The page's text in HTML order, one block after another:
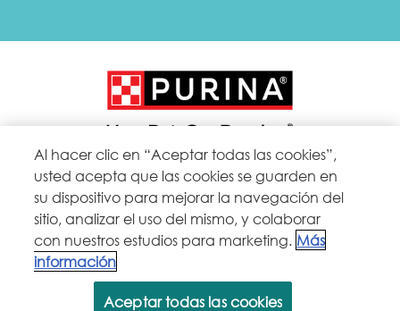
Menu Footer Secundario FancyFeast
All Nestlé Purina trademarks owned by Société des Produits Nestlé S.A., Vevey,
Switzerland or are used with permission.
Políticas sobre
cookies
Términos de
privacidad
Al hacer clic en “Aceptar todas las cookies”,
usted acepta que las cookies se guarden en
su dispositivo para mejorar la navegación del
sitio, analizar el uso del mismo, y colaborar
con nuestros estudios para marketing. Más
información
Aceptar todas las cookies